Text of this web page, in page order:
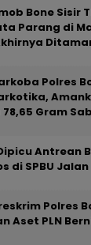
Bone Sisir
Parang di
Polres
Gram
Antrean
di SPBU
Polres
Aset PLN